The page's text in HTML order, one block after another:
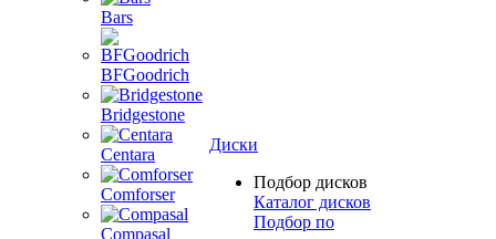
Bars
BFGoodrich
Bridgestone
Centara
Comforser
Compasal
Диски
Подбор дисков
Каталог дисков
Подбор по